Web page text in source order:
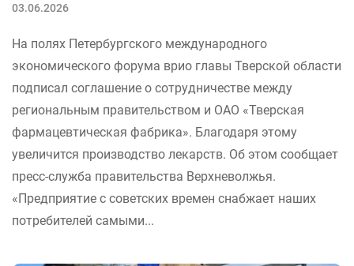
03.06.2026
На полях Петербургского международного
экономического форума врио главы Тверской области
подписал соглашение о сотрудничестве между
региональным правительством и ОАО «Тверская
фармацевтическая фабрика». Благодаря этому
увеличится производство лекарств. Об этом сообщает
пресс-служба правительства Верхневолжья.
«Предприятие с советских времен снабжает наших
потребителей самыми...